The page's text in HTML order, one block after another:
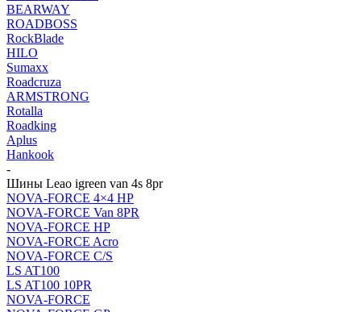
BEARWAY
ROADBOSS
RockBlade
HILO
Sumaxx
Roadcruza
ARMSTRONG
Rotalla
Roadking
Aplus
Hankook
-
Шины Leao igreen van 4s 8pr
NOVA-FORCE 4×4 HP
NOVA-FORCE Van 8PR
NOVA-FORCE HP
NOVA-FORCE Acro
NOVA-FORCE C/S
LS AT100
LS AT100 10PR
NOVA-FORCE